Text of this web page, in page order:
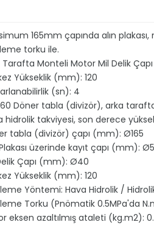
165mm çapında alın
torku ile.
Tarafta Monteli Motor Mil Delik
Yükseklik (mm): 120
(sn): 4
Döner tabla (divizör), arka
hidrolik takviyesi, son derece
tabla (divizör) çapı (mm): Ø165
üzerinde kayıt çapı (mm):
Çapı (mm): Ø40
Yükseklik (mm): 120
Yöntemi: Hava Hidrolik /
Torku (Pnömatik 0.5MPa'da
eksen azaltılmış ataleti (kg.m2):